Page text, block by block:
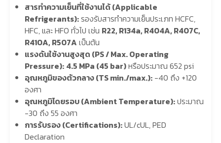
สารทำความเย็นที่ใช้งานได้ (Applicable
Refrigerants):รองรับสารทำความเย็นประเภท HCFC,
HFC, และ HFO ทั่วไป เช่น R22, R134a, R404A, R407C,
R410A, R507A เป็นต้น
แรงดันใช้งานสูงสุด (PS / Max. Operating
Pressure): 4.5 MPa (45 bar)หรือประมาณ 652 psi
อุณหภูมิของตัวกลาง (TS min./max.): -40 ถึง +120
องศา
อุณหภูมิโดยรอบ (Ambient Temperature):ประมาณ
-30 ถึง 55 องศา
การรับรอง (Certifications):UL/cUL, PED
Declaration